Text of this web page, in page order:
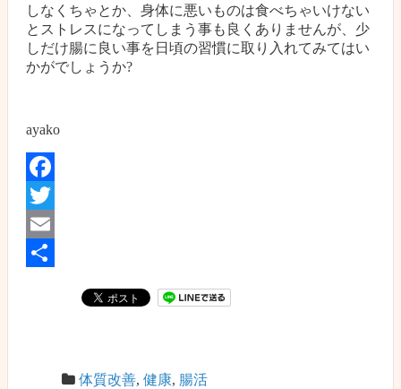
しなくちゃとか、身体に悪いものは食べちゃいけない
とストレスになってしまう事も良くありませんが、少
しだけ腸に良い事を日頃の習慣に取り入れてみてはい
かがでしょうか?
ayako
Facebook
Twitter
Email
体質改善, 健康, 腸活